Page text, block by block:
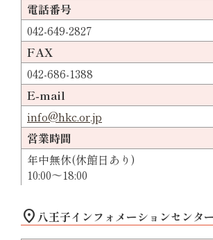
電話番号
042-649-2827
FAX
042-686-1388
E-mail
info@hkc.or.jp
営業時間
年中無休(休館日あり)
10:00～18:00
location_on 八王子インフォメーションセンター